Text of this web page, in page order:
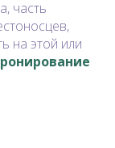
часть
на этой или